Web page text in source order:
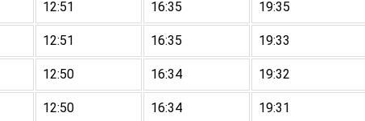
12:51 16:35 19:35
12:51 16:35 19:33
12:50 16:34 19:32
12:50 16:34 19:31